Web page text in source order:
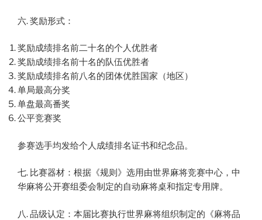
六. 奖励形式：
奖励成绩排名前二十名的个人优胜者
奖励成绩排名前十名的队伍优胜者
奖励成绩排名前八名的团体优胜国家（地区）
单局最高分奖
单盘最高番奖
公平竞赛奖
参赛选手均发给个人成绩排名证书和纪念品。
七. 比赛器材：根据《规则》选用由世界麻将竞赛中心，中
华麻将公开赛组委会制定的自动麻将桌和指定专用牌。
八. 品级认定：本届比赛执行世界麻将组织制定的《麻将品